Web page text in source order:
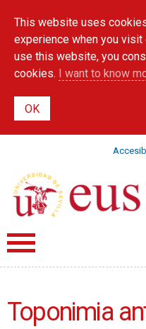
main
This website uses
experience when you
use this website, you
cookies. I want to know
Toponimia